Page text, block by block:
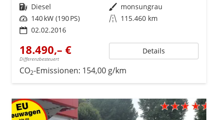
Kraftstoff Diesel Außenfarbe monsungrau
Leistung 140 kW (190 PS) Kilometerstand 115.460 km
02.02.2016
18.490,– €
Differenzbesteuert
Details
CO2-Emissionen: 154,00 g/km